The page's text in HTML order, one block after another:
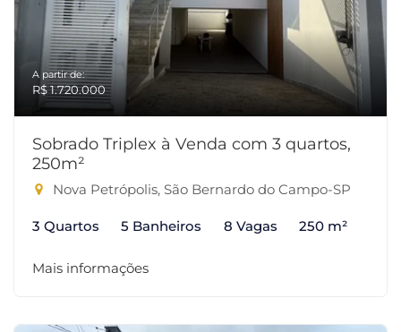
A partir de:
R$ 1.720.000
Sobrado Triplex à Venda com 3 quartos,
250m²
Nova Petrópolis, São Bernardo do Campo-SP
3 Quartos 5 Banheiros 8 Vagas 250 m²
Mais informações